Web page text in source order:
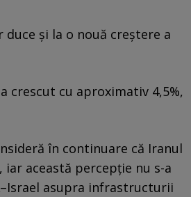
și la o nouă creștere a
cu aproximativ 4,5%,
în continuare că Iranul
această percepție nu s-a
asupra infrastructurii